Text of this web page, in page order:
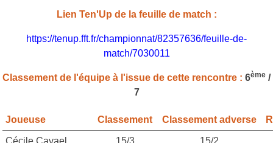
Lien Ten'Up de la feuille de match :
https://tenup.fft.fr/championnat/82357636/feuille-de-
match/7030011
Classement de l'équipe à l'issue de cette rencontre : 6ème /
7
Joueuse Classement Classement adverse